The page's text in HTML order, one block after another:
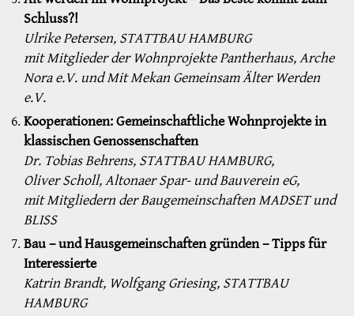
Schluss?!
Ulrike Petersen, STATTBAU HAMBURG
mit Mitglieder der Wohnprojekte Pantherhaus, Arche
Nora e.V. und Mit Mekan Gemeinsam Älter Werden
e.V.
Kooperationen: Gemeinschaftliche Wohnprojekte in
klassischen Genossenschaften
Dr. Tobias Behrens, STATTBAU HAMBURG,
Oliver Scholl, Altonaer Spar- und Bauverein eG,
mit Mitgliedern der Baugemeinschaften MADSET und
BLISS
Bau – und Hausgemeinschaften gründen – Tipps für
Interessierte
Katrin Brandt, Wolfgang Griesing, STATTBAU
HAMBURG